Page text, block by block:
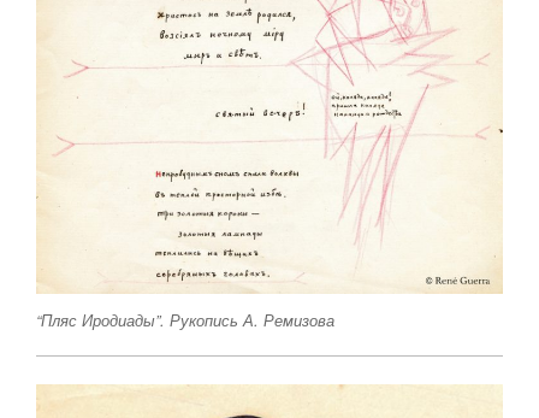
“Пляс Иродиады”. Рукопись А. Ремизова